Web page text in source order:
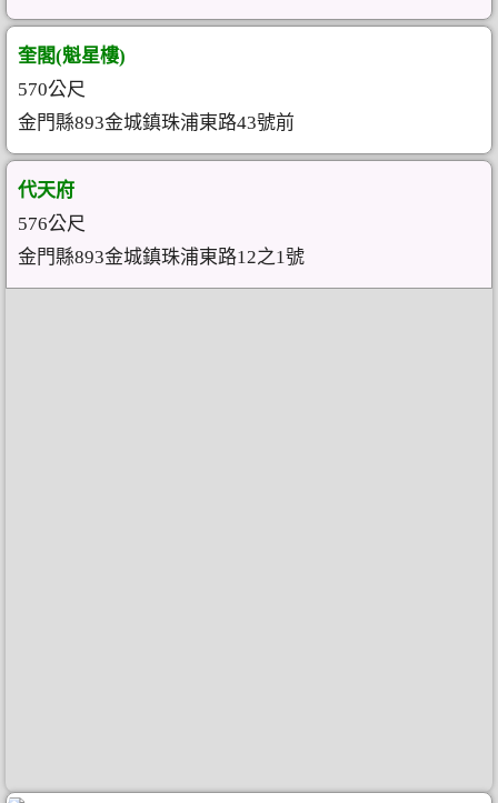
奎閣(魁星樓)
570公尺
金門縣893金城鎮珠浦東路43號前
代天府
576公尺
金門縣893金城鎮珠浦東路12之1號